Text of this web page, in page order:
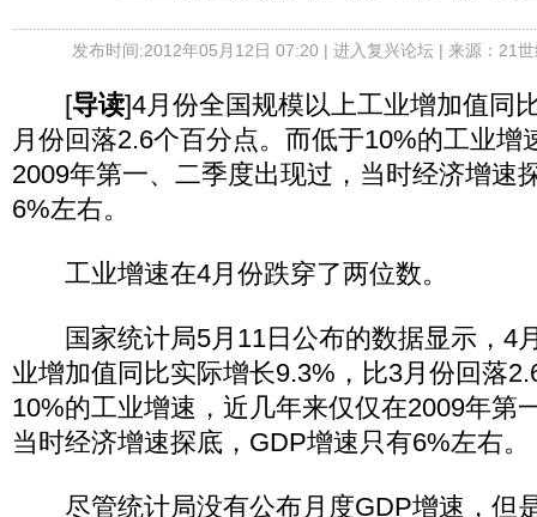
发布时间:2012年05月12日 07:20 | 进入复兴论坛| 来源：21
[导读]4月份全国规模以上工业增加值同
月份回落2.6个百分点。而低于10%的工业增
2009年第一、二季度出现过，当时经济增速
6%左右。
工业增速在4月份跌穿了两位数。
国家统计局5月11日公布的数据显示，4
业增加值同比实际增长9.3%，比3月份回落
10%的工业增速，近几年来仅仅在2009年第
当时经济增速探底，GDP增速只有6%左右。
尽管统计局没有公布月度GDP增速，但